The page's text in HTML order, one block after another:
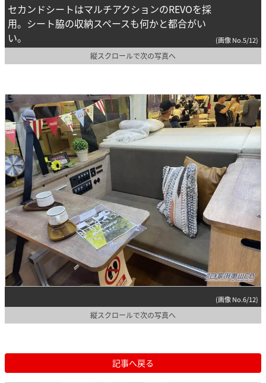
セカンドシートはマルチアクションのREVOを採
用。シート脇の収納スペースも何かと都合がい
い。
(画像 No.5/12)
縦スクロールで次の写真へ
(画像 No.6/12)
縦スクロールで次の写真へ
記事へ戻る